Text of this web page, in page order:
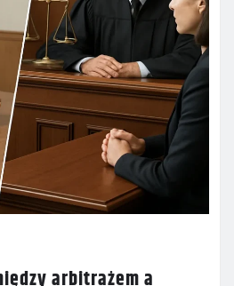
arbitrażem a